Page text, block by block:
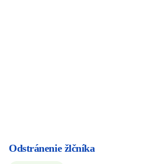
Odstránenie žlčníka